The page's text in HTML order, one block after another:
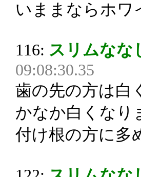
いままならホワ
116: スリムなな
09:08:30.35
歯の先の方は白
かなか白くなり
付け根の方に多